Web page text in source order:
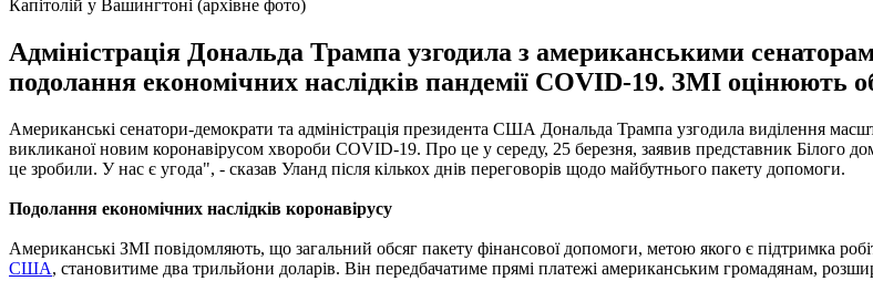
Капітолій у Вашингтоні (архівне фото)
Адміністрація Дональда Трампа узгодила з американськими
подолання економічних наслідків пандемії COVID-19. ЗМІ оцінюють
Американські сенатори-демократи та адміністрація президента США Дональда Трампа узгодила виділення
викликаної новим коронавірусом хвороби COVID-19. Про це у середу, 25 березня, заявив представник Білого
це зробили. У нас є угода", - сказав Уланд після кількох днів переговорів щодо майбутнього пакету допомоги.
Подолання економічних наслідків коронавірусу
Американські ЗМІ повідомляють, що загальний обсяг пакету фінансової допомоги, метою якого є підтримка
США, становитиме два трильйони доларів. Він передбачатиме прямі платежі американським громадянам,